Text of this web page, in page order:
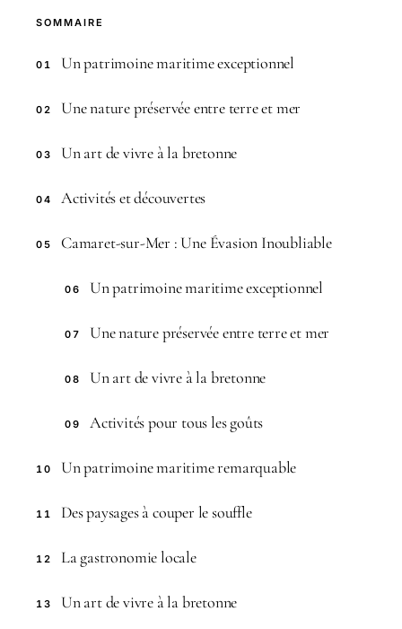
SOMMAIRE
01 Un patrimoine maritime exceptionnel
02 Une nature préservée entre terre et mer
03 Un art de vivre à la bretonne
04 Activités et découvertes
05 Camaret-sur-Mer : Une Évasion Inoubliable
06 Un patrimoine maritime exceptionnel
07 Une nature préservée entre terre et mer
08 Un art de vivre à la bretonne
09 Activités pour tous les goûts
10 Un patrimoine maritime remarquable
11 Des paysages à couper le souffle
12 La gastronomie locale
13 Un art de vivre à la bretonne